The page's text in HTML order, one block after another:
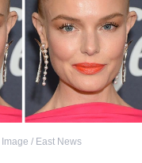
/ East News